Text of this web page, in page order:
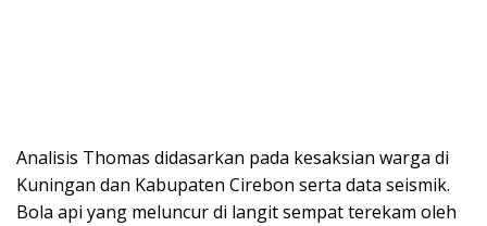
​Analisis Thomas didasarkan pada kesaksian warga di
Kuningan dan Kabupaten Cirebon serta data seismik.
Bola api yang meluncur di langit sempat terekam oleh